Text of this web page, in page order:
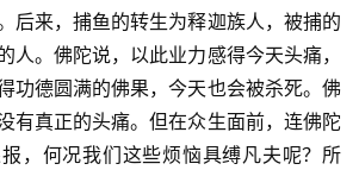
后来，捕鱼的转生为释迦族人，被捕的
人。佛陀说，以此业力感得今天头痛，
功德圆满的佛果，今天也会被杀死。佛
有真正的头痛。但在众生面前，连佛陀
，何况我们这些烦恼具缚凡夫呢？所